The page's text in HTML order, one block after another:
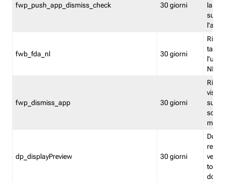
fwp_push_app_dismiss_check 30 giorni
la
fwb_fda_nl 30 giorni
NL
fwp_dismiss_app 30 giorni
visto
dp_displayPreview 30 giorni
torna
dopo